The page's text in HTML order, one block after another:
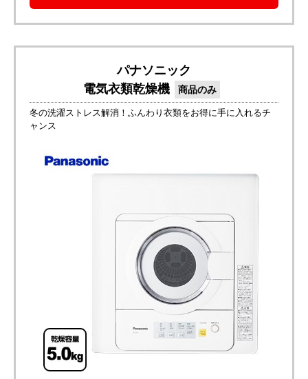
パナソニック
電気衣類乾燥機
商品のみ
冬の洗濯ストレス解消！ふんわり衣類をお得に手に入れるチ
ャンス